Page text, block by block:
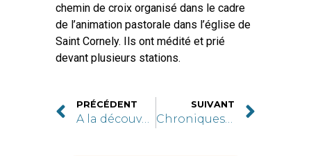
chemin de croix organisé dans le cadre
de l’animation pastorale dans l’église de
Saint Cornely. Ils ont médité et prié
devant plusieurs stations.
PRÉCÉDENT
A la découverte de St Cornely
SUIVANT
Chroniques radio